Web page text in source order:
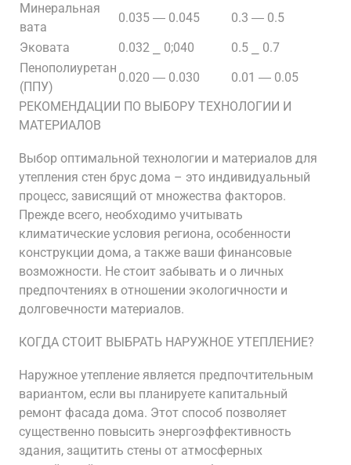
Минеральная
вата
0.035 ― 0.045
0.3 ― 0.5
Эковата
0.032 ⎯ 0;040
0.5 ⎯ 0.7
Пенополиуретан
(ППУ)
0.020 ― 0.030
0.01 ― 0.05
РЕКОМЕНДАЦИИ ПО ВЫБОРУ ТЕХНОЛОГИИ И
МАТЕРИАЛОВ
Выбор оптимальной технологии и материалов для
утепления стен брус дома – это индивидуальный
процесс, зависящий от множества факторов.
Прежде всего, необходимо учитывать
климатические условия региона, особенности
конструкции дома, а также ваши финансовые
возможности. Не стоит забывать и о личных
предпочтениях в отношении экологичности и
долговечности материалов.
КОГДА СТОИТ ВЫБРАТЬ НАРУЖНОЕ УТЕПЛЕНИЕ?
Наружное утепление является предпочтительным
вариантом, если вы планируете капитальный
ремонт фасада дома. Этот способ позволяет
существенно повысить энергоэффективность
здания, защитить стены от атмосферных